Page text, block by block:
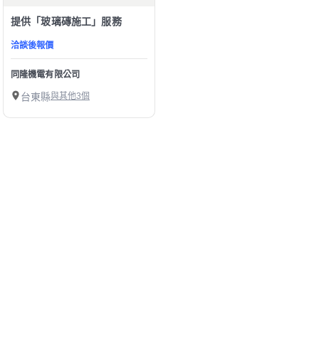
提供「玻璃磚施工」服務
洽談後報價
同隆機電有限公司
台東縣與其他3個